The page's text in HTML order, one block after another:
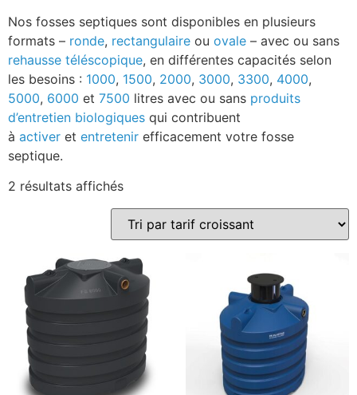
Nos fosses septiques sont disponibles en plusieurs
formats – ronde, rectangulaire ou ovale – avec ou sans
rehausse téléscopique, en différentes capacités selon
les besoins : 1000, 1500, 2000, 3000, 3300, 4000,
5000, 6000 et 7500 litres avec ou sans produits
d’entretien biologiques qui contribuent
à activer et entretenir efficacement votre fosse
septique.
2 résultats affichés